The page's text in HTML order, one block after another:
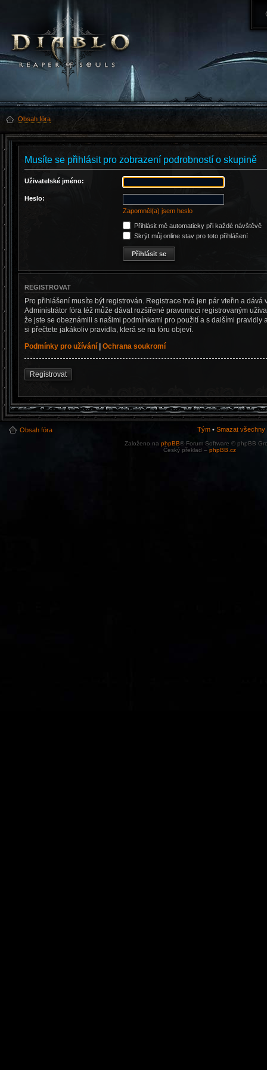
Obsah fóra
Musíte se přihlásit pro zobrazení podrobností o skupině
Uživatelské jméno:
Heslo:
Zapomněl(a) jsem heslo
Přihlásit mě automaticky při každé návštěvě
Skrýt můj online stav pro toto přihlášení
REGISTROVAT
Pro přihlášení musíte být registrován. Registrace trvá jen pár vteřin a dává
Administrátor fóra též může dávat rozšířené pravomoci registrovaným
že jste se obeznámili s našimi podmínkami pro použití a s dalšími pravidly
si přečtete jakákoliv pravidla, která se na fóru objeví.
Podmínky pro užívání
Ochrana soukromí
Registrovat
Obsah fóra Tým • Smazat
Založeno na phpBB® Forum Software © phpBB
Český překlad – phpBB.cz